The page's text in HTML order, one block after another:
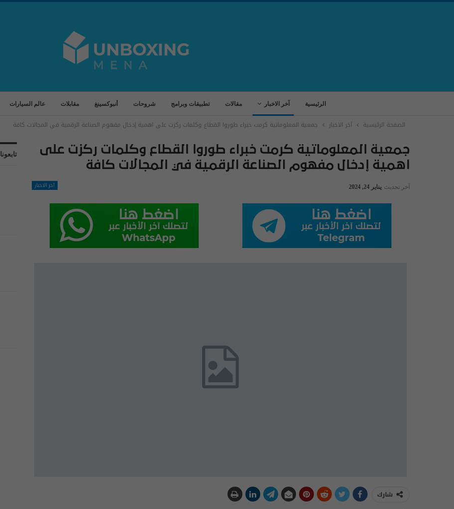
الرئيسية آخر الاخبار مقالات تطبيقات وبرامج شروحات أنبوكسينغ مقابلات عالم السيارات
الصفحة الرئيسية آخر الاخبار جمعية المعلوماتية كرمت خبراء طوروا القطاع وكلمات ركزت على اهمية إدخال مفهوم الصناعة الرقمية في المجالات كافة
جمعية المعلوماتية كرمت خبراء طوروا القطاع وكلمات ركزت على
اهمية إدخال مفهوم الصناعة الرقمية في المجالات كافة
آخر الاخبار آخر تحديث يناير 24, 2024
شارك
تابعونا